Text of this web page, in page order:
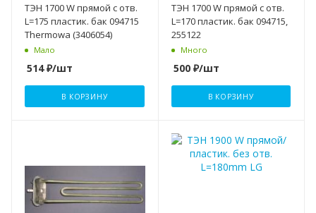
ТЭН 1700 W прямой с отв.
L=175 пластик. бак 094715
Thermowa (3406054)
Мало
514₽/шт
В КОРЗИНУ
ТЭН 1700 W прямой с отв.
L=170 пластик. бак 094715,
255122
Много
500₽/шт
В КОРЗИНУ